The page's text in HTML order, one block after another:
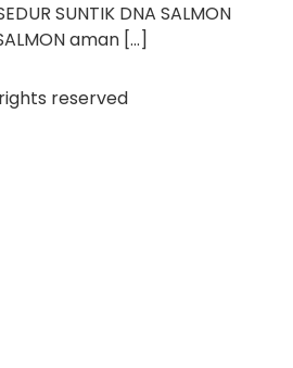
SUNTIK DNA SALMON
aman […]
reserved